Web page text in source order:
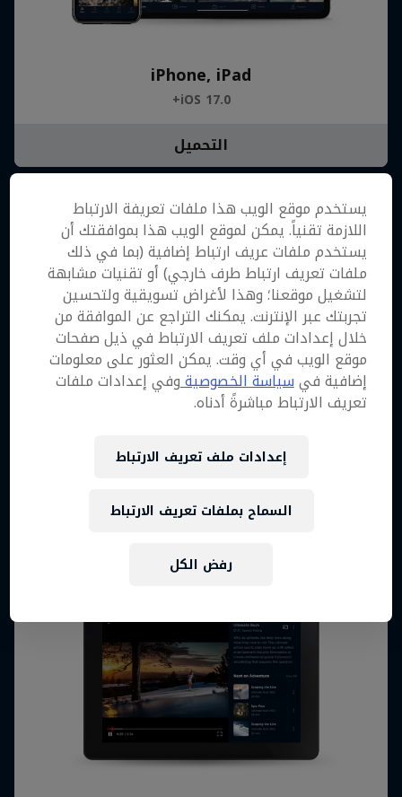
iPhone, iPad
iOS 17.0+
التحميل
Android Phones & Tablets
Android 7.1+
التحميل
يستخدم موقع الويب هذا ملفات تعريفة الارتباط
اللازمة تقنياً. يمكن لموقع الويب هذا بموافقتك أن
يستخدم ملفات عريف ارتباط إضافية (بما في ذلك
ملفات تعريف ارتباط طرف خارجي) أو تقنيات مشابهة
لتشغيل موقعنا؛ وهذا لأغراض تسويقية ولتحسين
تجربتك عبر الإنترنت. يمكنك التراجع عن الموافقة من
خلال إعدادات ملف تعريف الارتباط في ذيل صفحات
موقع الويب في أي وقت. يمكن العثور على معلومات
إضافية فيسياسة الخصوصيةوفي إعدادات ملفات
تعريف الارتباط مباشرةً أدناه.
إعدادات ملف تعريف الارتباط
رفض الكل
السماح بملفات تعريف الارتباط